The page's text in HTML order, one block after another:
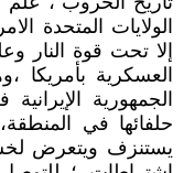
الولايات المتحدة
إلا تحت قوة النار
العسكرية بأمريكا
الجمهورية
حلفائها في
يستنزف ويتعرض